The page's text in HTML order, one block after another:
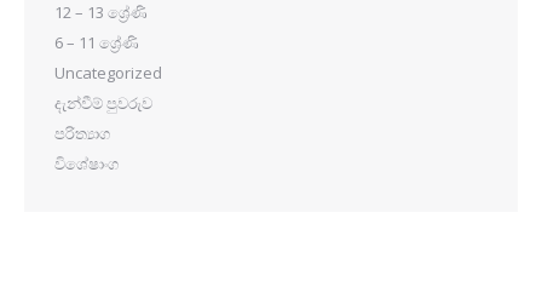
12 – 13 ශ්‍රේණි
6 – 11 ශ්‍රේණි
Uncategorized
දැන්වීම් පුවරුව
පරිත්‍යාග
විශේෂාංග